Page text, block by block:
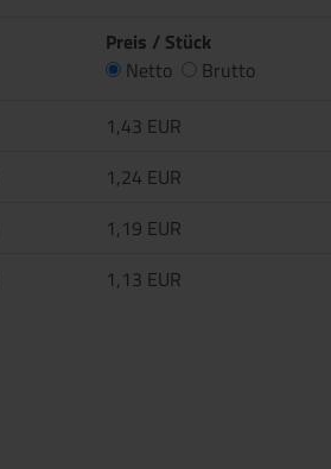
Preis / Stück
Netto
Brutto
1,43 EUR
1,24 EUR
1,19 EUR
1,13 EUR